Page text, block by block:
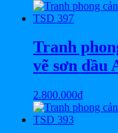
Tranh
vẽ sơn dầu
2.800.000₫